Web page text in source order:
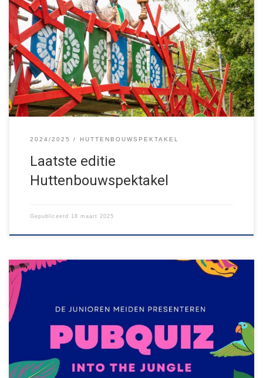
Het was een moeilijke beslissing, maar na 10 jaar timmeren gaan
we dit jaar de laatste editie van het Huttenbouwspektakel
organiseren! Op 7 en 8 juni mogen jullie het veld achter de St.
Andreasschool in Dorplein weer omtoveren tot timmerdorp. De
kaartverkoop start zaterdag 12 april om 12.00 – zorg […]
2024/2025 HUTTENBOUWSPEKTAKEL
Laatste editie
Huttenbouwspektakel
Gepubliceerd 18 maart 2025
Vrijdag 28 maart 2025 (nieuwe datum!) organiseren de Junioren
Meiden van JNBS een Pubquiz met het thema Jungle in de
blokhut in Schoot. Verwacht een avond vol vragen, opdrachten
en verrassingen, en natuurlijk vooral gezelligheid! De entree
bedraagt 10,50 euro per persoon, inclusief hapjes en je eerste
twee drankjes. De […]